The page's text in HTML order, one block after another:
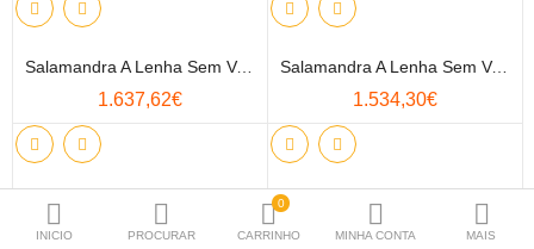
Radiadores / Toalheiros
Material P.Instalação
Produtos para Manutenção
INICIO PROCURAR
0
CARRINHO MINHA CONTA MAIS
Salamandra A Lenha Sem Ventilação X1 Box - Metlor
1.637,62€
Salamandra A Lenha Sem Ventilação X1 SP - Metlor
1.534,30€
1.653,99€ 1.028,03€